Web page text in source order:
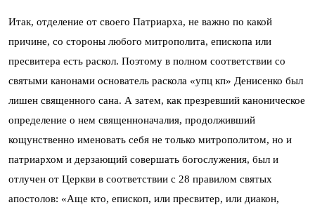
Итак, отделение от своего Патриарха, не важно по какой
причине, со стороны любого митрополита, епископа или
пресвитера есть раскол. Поэтому в полном соответствии со
святыми канонами основатель раскола «упц кп» Денисенко был
лишен священного сана. А затем, как презревший каноническое
определение о нем священноначалия, продолживший
кощунственно именовать себя не только митрополитом, но и
патриархом и дерзающий совершать богослужения, был и
отлучен от Церкви в соответствии с 28 правилом святых
апостолов: «Аще кто, епископ, или пресвитер, или диакон,